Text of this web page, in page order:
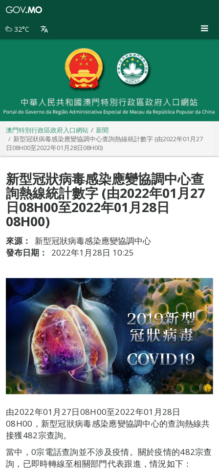
別
32°C
澳門特別行政區政府入口網站
新聞
新型冠狀病毒感染應變協調中心查詢熱線統計數字 (由2022年01月27
日08H00至2022年01月28日08H00)
新型冠狀病毒感染應變協調中心查
詢熱線統計數字 (由2022年01月27
日08H00至2022年01月28日
08H00)
來源：
新型冠狀病毒感染應變協調中心
發布日期：
2022年1月28日 10:25
由2022年01月27日08H00至2022年01月28日
08H00，新型冠狀病毒感染應變協調中心的查詢熱線共
接獲482宗查詢。
當中，0宗電話查詢並不涉及疫情。關於疫情的482宗查
詢，已即時轉線至相關部門代表跟進，情況如下：